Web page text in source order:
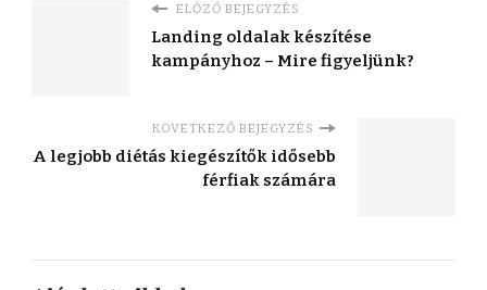
ELŐZŐ BEJEGYZÉS
Landing oldalak készítése
kampányhoz – Mire figyeljünk?
KÖVETKEZŐ BEJEGYZÉS
A legjobb diétás kiegészítők idősebb
férfiak számára